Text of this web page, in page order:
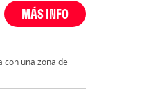
MÁS INFO
con una zona de